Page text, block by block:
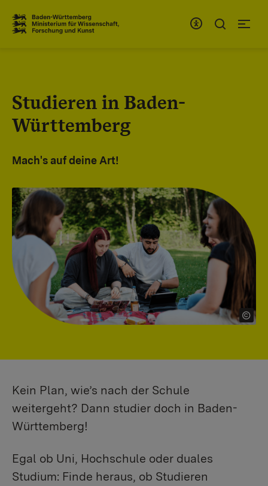
Studieren in Baden-
Württemberg
Mach's auf deine Art!
Kein Plan, wie’s nach der Schule
weitergeht? Dann studier doch in Baden-
Württemberg!
Egal ob Uni, Hochschule oder duales
Studium: Finde heraus, ob Studieren